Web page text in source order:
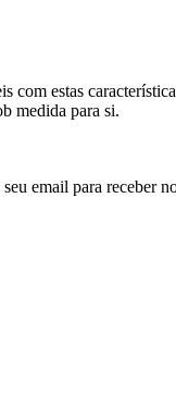
com estas
medida para si.
email para receber